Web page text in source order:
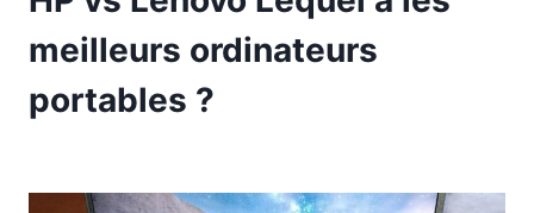
meilleurs ordinateurs
portables ?